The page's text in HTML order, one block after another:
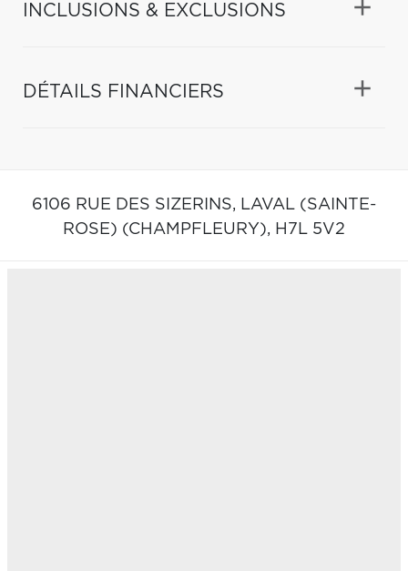
INCLUSIONS & EXCLUSIONS
DÉTAILS FINANCIERS
6106 RUE DES SIZERINS, LAVAL (SAINTE-
ROSE) (CHAMPFLEURY), H7L 5V2